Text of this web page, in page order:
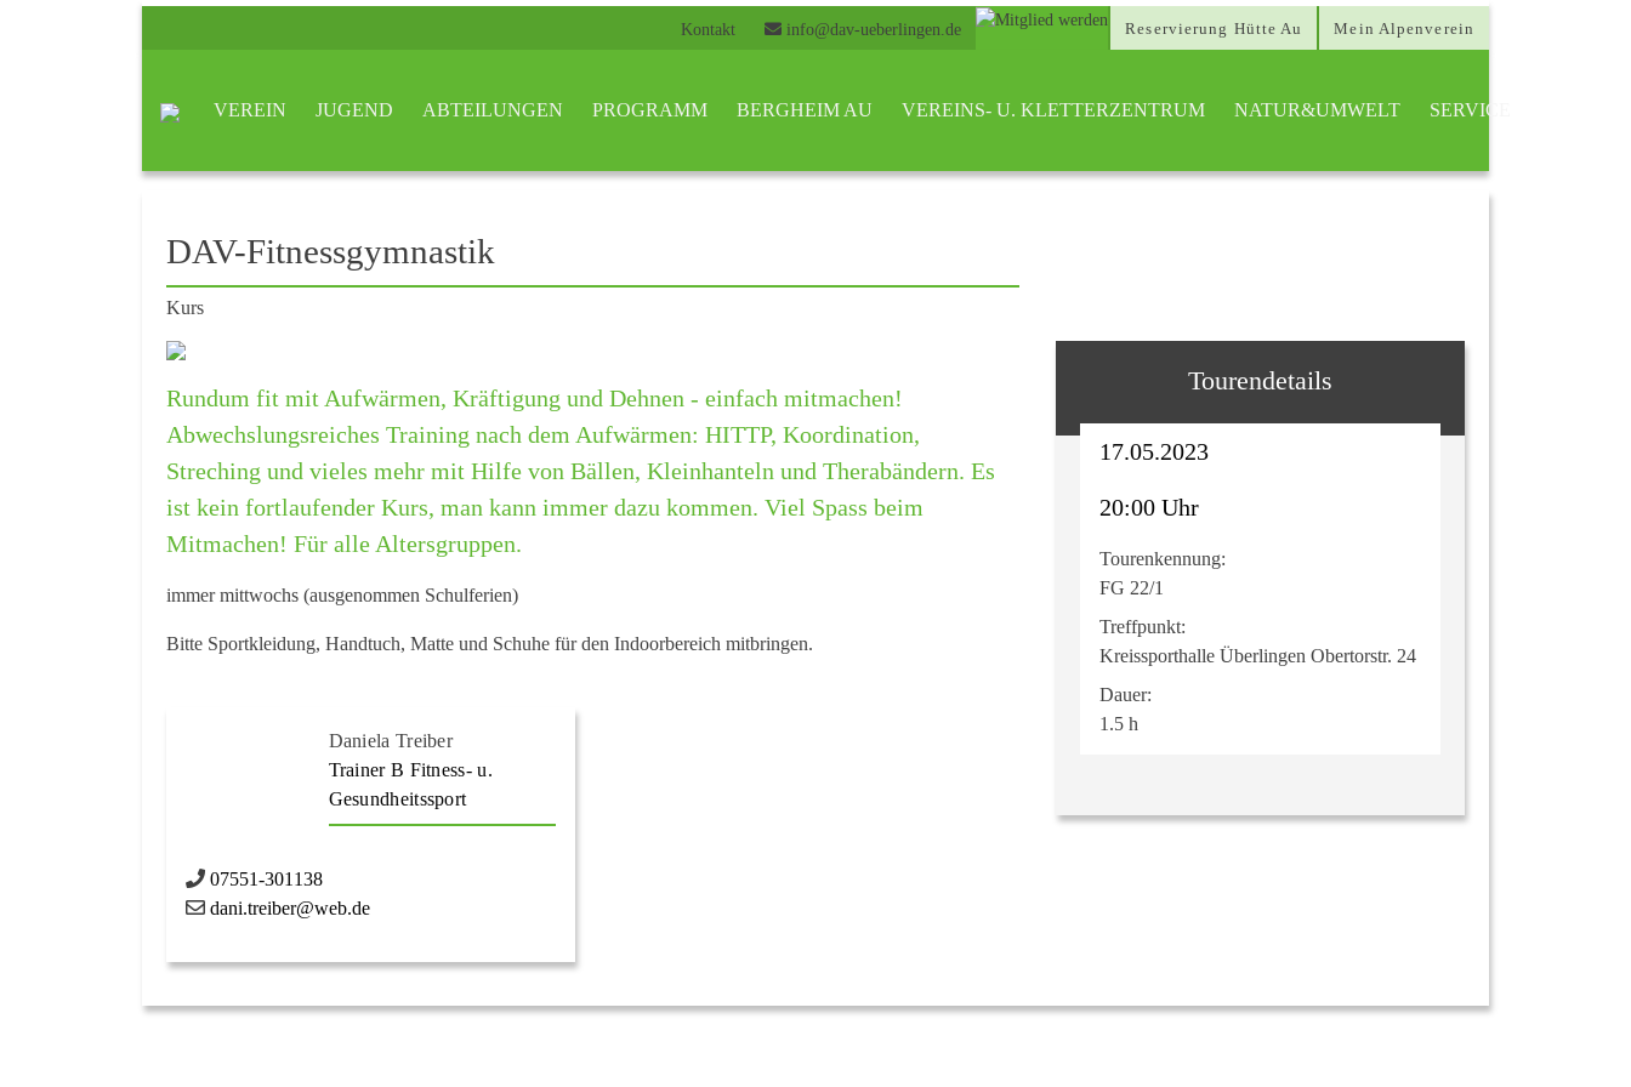
Kontakt info@dav-ueberlingen.de Reservierung Hütte Au Mein Alpenverein
VEREIN JUGEND ABTEILUNGEN PROGRAMM BERGHEIM AU VEREINS- U. KLETTERZENTRUM NATUR&UMWELT SERVICE
DAV-Fitnessgymnastik
Kurs
Rundum fit mit Aufwärmen, Kräftigung und Dehnen - einfach mitmachen!
Abwechslungsreiches Training nach dem Aufwärmen: HITTP, Koordination,
Streching und vieles mehr mit Hilfe von Bällen, Kleinhanteln und Therabändern. Es
ist kein fortlaufender Kurs, man kann immer dazu kommen. Viel Spass beim
Mitmachen! Für alle Altersgruppen.
immer mittwochs (ausgenommen Schulferien)
Bitte Sportkleidung, Handtuch, Matte und Schuhe für den Indoorbereich mitbringen.
Daniela Treiber
Trainer B Fitness- u.
Gesundheitssport
07551-301138
dani.treiber@web.de
Tourendetails
17.05.2023
20:00 Uhr
Tourenkennung:
FG 22/1
Treffpunkt:
Kreissporthalle Überlingen Obertorstr. 24
Dauer:
1.5 h